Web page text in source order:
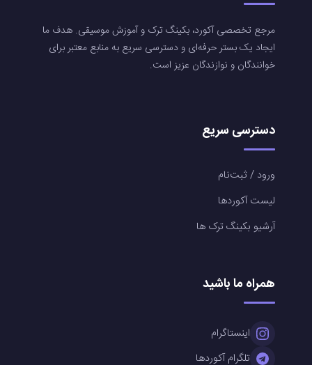
مرجع تخصصی آکورد، بکینگ ترک و آموزش موسیقی. هدف ما
ایجاد یک بستر حرفه‌ای و دسترسی سریع به منابع معتبر برای
خوانندگان و نوازندگان عزیز است.
دسترسی سریع
ورود / ثبت‌نام
لیست آکوردها
آرشیو بکینگ ترک ها
همراه ما باشید
اینستاگرام
تلگرام آکوردها